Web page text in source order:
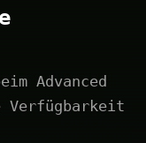
Advanced
Verfügbarkeit